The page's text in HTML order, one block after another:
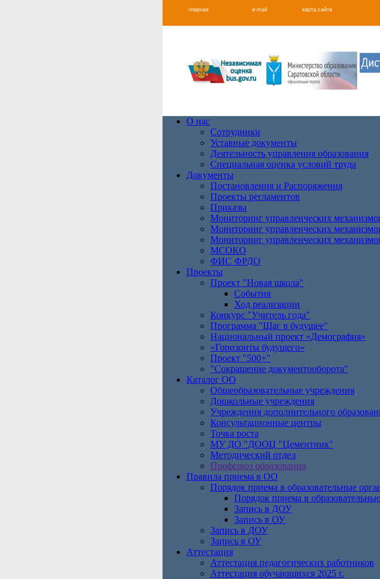
главная e-mail карта сайта
О нас
Сотрудники
Уставные документы
Деятельность управления образования
Специальная оценка условий труда
Документы
Постановления и Распоряжения
Проекты регламентов
Приказы
Мониторинг управленческих
Мониторинг управленческих
Мониторинг управленческих
МСОКО
ФИС ФРДО
Проекты
Проект "Новая школа"
События
Ход реализации
Конкурс "Учитель года"
Программа "Шаг в будущее"
Национальный проект «Демография»
«Горизонты будущего»
Проект "500+"
"Сокращение документооборота"
Каталог ОО
Общеобразовательные учреждения
Дошкольные учреждения
Учреждения дополнительного
Консультационные центры
Точка роста
МУ ДО "ДООЦ "Цементник"
Методический отдел
Профсоюз образования
Правила приема в ОО
Порядок приема в образовательные
Порядок приема в
Запись в ДОУ
Запись в ОУ
Запись в ДОУ
Запись в ОУ
Аттестация
Аттестация педагогических работников
Аттестация обучающихся 2025 г.